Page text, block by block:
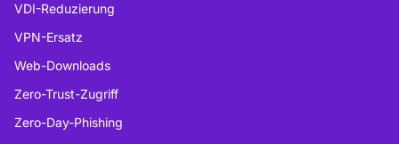
VDI-Reduzierung
VPN-Ersatz
Web-Downloads
Zero-Trust-Zugriff
Zero-Day-Phishing